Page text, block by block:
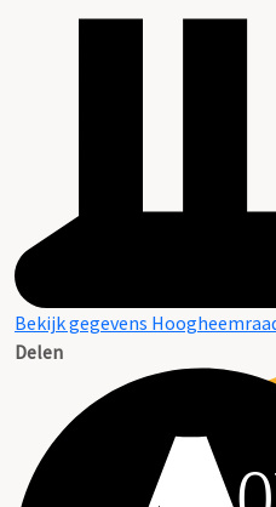
Bekijk gegevens
Delen